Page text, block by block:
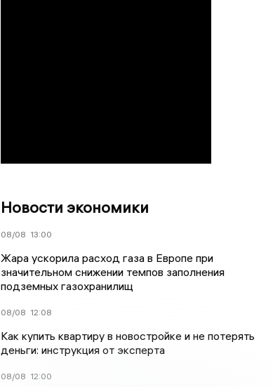
Новости экономики
08/08 13:00
Жара ускорила расход газа в Европе при
значительном снижении темпов заполнения
подземных газохранилищ
08/08 12:08
Как купить квартиру в новостройке и не потерять
деньги: инструкция от эксперта
08/08 12:00